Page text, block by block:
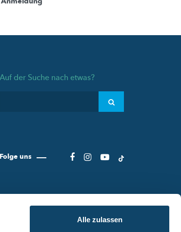
Alle zulassen
Auf der Suche nach etwas?
Folge uns